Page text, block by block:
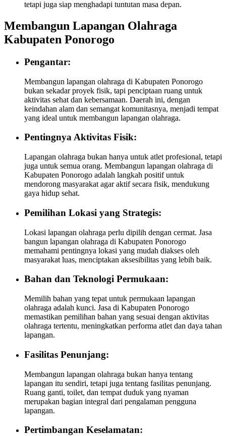
tetapi juga siap menghadapi tuntutan masa depan.
Membangun Lapangan Olahraga
Kabupaten Ponorogo
Pengantar:
Membangun lapangan olahraga di Kabupaten Ponorogo
bukan sekadar proyek fisik, tapi penciptaan ruang untuk
aktivitas sehat dan kebersamaan. Daerah ini, dengan
keindahan alam dan semangat komunitasnya, menjadi tempat
yang ideal untuk membangun lapangan olahraga.
Pentingnya Aktivitas Fisik:
Lapangan olahraga bukan hanya untuk atlet profesional, tetapi
juga untuk semua orang. Membangun lapangan olahraga di
Kabupaten Ponorogo adalah langkah positif untuk
mendorong masyarakat agar aktif secara fisik, mendukung
gaya hidup sehat.
Pemilihan Lokasi yang Strategis:
Lokasi lapangan olahraga perlu dipilih dengan cermat. Jasa
bangun lapangan olahraga di Kabupaten Ponorogo
memahami pentingnya lokasi yang mudah diakses oleh
masyarakat luas, menciptakan aksesibilitas yang lebih baik.
Bahan dan Teknologi Permukaan:
Memilih bahan yang tepat untuk permukaan lapangan
olahraga adalah kunci. Jasa di Kabupaten Ponorogo
memastikan pemilihan bahan yang sesuai dengan aktivitas
olahraga tertentu, meningkatkan performa atlet dan daya tahan
lapangan.
Fasilitas Penunjang:
Membangun lapangan olahraga bukan hanya tentang
lapangan itu sendiri, tetapi juga tentang fasilitas penunjang.
Ruang ganti, toilet, dan tempat duduk yang nyaman
merupakan bagian integral dari pengalaman pengguna
lapangan.
Pertimbangan Keselamatan: